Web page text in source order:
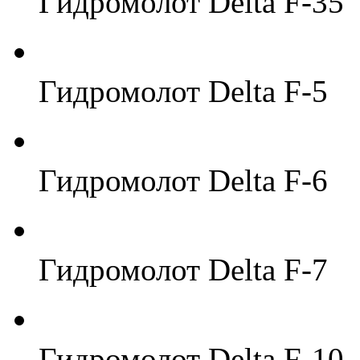
Гидромолот Delta F-5
Гидромолот Delta F-6
Гидромолот Delta F-7